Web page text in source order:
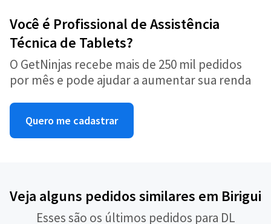
Você é Profissional de Assistência
Técnica de Tablets?
O GetNinjas recebe mais de 250 mil pedidos
por mês e pode ajudar a aumentar sua renda
Quero me cadastrar
Veja alguns pedidos similares em Birigui
Esses são os últimos pedidos para DL